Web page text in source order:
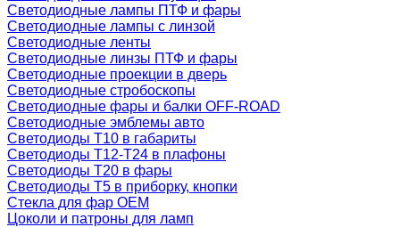
Светодиодные лампы ПТФ и фары
Светодиодные лампы с линзой
Светодиодные ленты
Светодиодные линзы ПТФ и фары
Светодиодные проекции в дверь
Светодиодные стробоскопы
Светодиодные фары и балки OFF-ROAD
Светодиодные эмблемы авто
Светодиоды T10 в габариты
Светодиоды T12-T24 в плафоны
Светодиоды T20 в фары
Светодиоды T5 в приборку, кнопки
Стекла для фар OEM
Цоколи и патроны для ламп